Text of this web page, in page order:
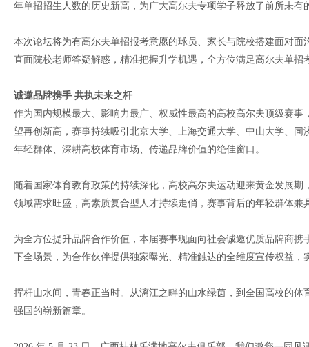
年单招招生人数的历史新高，为广大高尔夫专项学子释放了前所未有
本次论坛将为有高尔夫单招报考意愿的球员、家长与院校搭建面对
直面院校老师答疑解惑，精准把握升学机遇，全方位满足高尔夫单招
诚邀品牌携手 共执未来之杆
作为国内规模最大、影响力最广、权威性最高的高校高尔夫顶级赛
望再创新高，赛事持续吸引北京大学、上海交通大学、中山大学、
年轻群体、深耕高校体育市场、传递品牌价值的绝佳窗口。
随着国家体育教育政策的持续深化，高校高尔夫运动迎来黄金发展
领域需求旺盛，高素质复合型人才持续走俏，赛事背后的年轻群体兼
为全方位提升品牌合作价值，本届赛事现面向社会诚邀优质品牌商
下全场景，为合作伙伴提供独家曝光、精准触达的全维度宣传权益
挥杆山水间，青春正当时。从漓江之畔的山水绿茵，到全国高校的
强国的崭新篇章。